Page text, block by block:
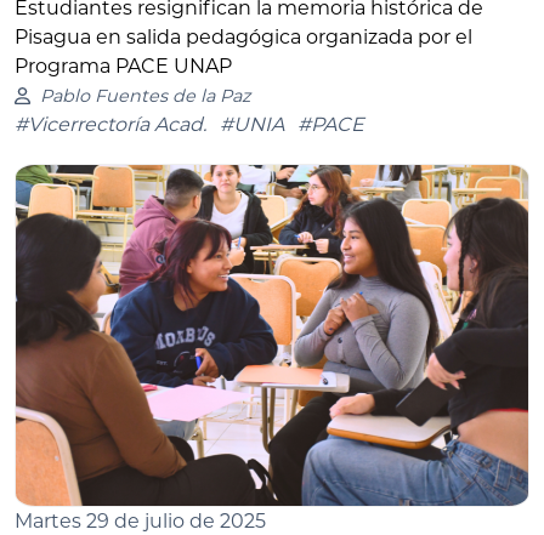
Estudiantes resignifican la memoria histórica de
Pisagua en salida pedagógica organizada por el
Programa PACE UNAP
Pablo Fuentes de la Paz
#Vicerrectoría Acad. #UNIA #PACE
Martes 29 de julio de 2025